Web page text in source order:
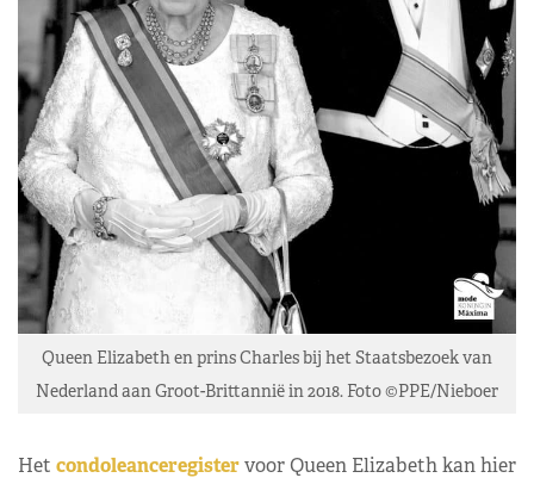
Queen Elizabeth en prins Charles bij het Staatsbezoek van
Nederland aan Groot-Brittannië in 2018. Foto ©PPE/Nieboer
Het condoleanceregistervoor Queen Elizabeth kan hier